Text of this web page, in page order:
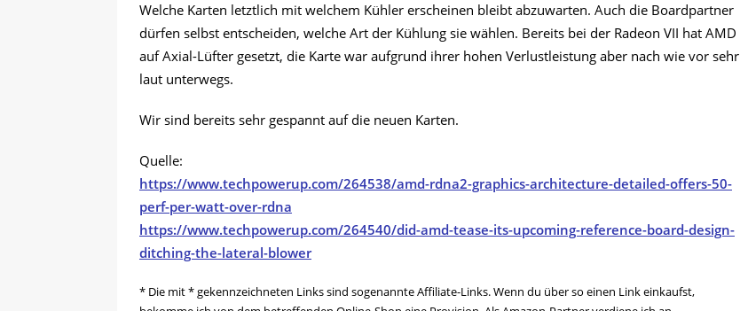
Welche Karten letztlich mit welchem Kühler erscheinen bleibt abzuwarten. Auch die Boardpartner
dürfen selbst entscheiden, welche Art der Kühlung sie wählen. Bereits bei der Radeon VII hat AMD
auf Axial-Lüfter gesetzt, die Karte war aufgrund ihrer hohen Verlustleistung aber nach wie vor sehr
laut unterwegs.
Wir sind bereits sehr gespannt auf die neuen Karten.
Quelle:
https://www.techpowerup.com/264538/amd-rdna2-graphics-architecture-detailed-offers-50-
perf-per-watt-over-rdna
https://www.techpowerup.com/264540/did-amd-tease-its-upcoming-reference-board-design-
ditching-the-lateral-blower
* Die mit * gekennzeichneten Links sind sogenannte Affiliate-Links. Wenn du über so einen Link einkaufst,